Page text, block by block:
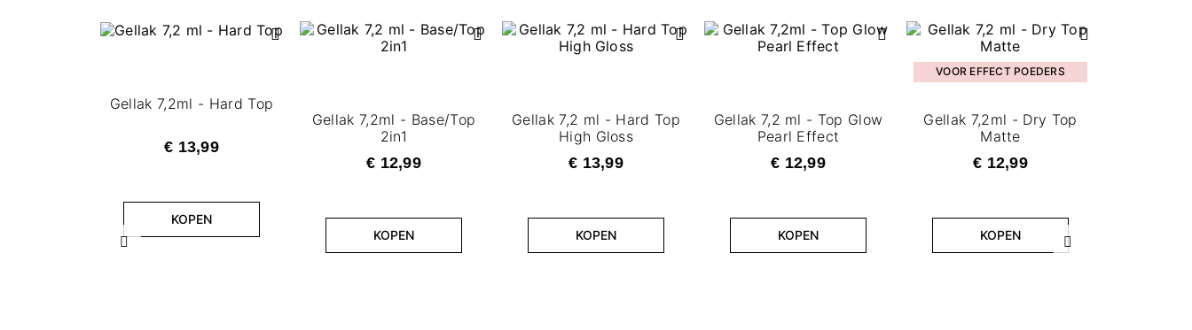
Vorige Volgende
Gellak 7,2ml - Hard Top
€ 13,99
KOPEN
Gellak 7,2ml - Base/Top
2in1
€ 12,99
KOPEN
Gellak 7,2 ml - Hard Top
High Gloss
€ 13,99
KOPEN
Gellak 7,2 ml - Top Glow
Pearl Effect
€ 12,99
KOPEN
VOOR EFFECT POEDERS
Gellak 7,2ml - Dry Top
Matte
€ 12,99
KOPEN